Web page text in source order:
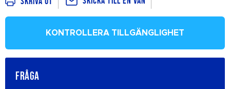
KONTROLLERA TILLGÄNGLIGHET
FRÅGA